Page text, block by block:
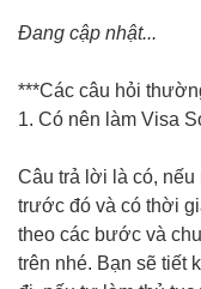
Đang cập nhật...
***Các câu hỏi
1. Có nên làm Visa
Câu trả lời là có,
trước đó và có thời
theo các bước và
trên nhé. Bạn sẽ tiết